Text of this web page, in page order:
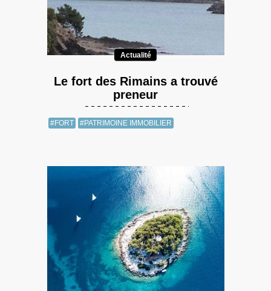
Actualité
Le fort des Rimains a trouvé
preneur
#FORT #PATRIMOINE IMMOBILIER